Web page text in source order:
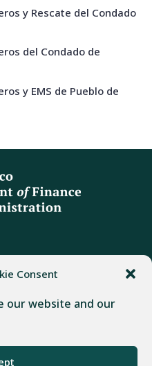
Consent
our website and our
y Rescate del Condado
del Condado de
y EMS de Pueblo de